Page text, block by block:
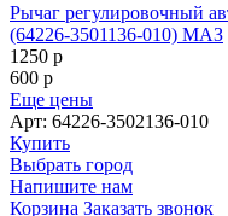
Рычаг регулировочный
(64226-3501136-010) МАЗ
1250 p
600 p
Еще цены
Арт: 64226-3502136-010
Купить
Выбрать город
Напишите нам
Корзина Заказать звонок